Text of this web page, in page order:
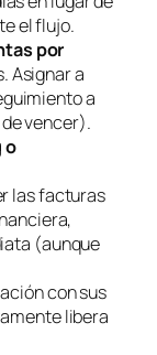
el flujo.
por
Asignar a
a
vencer).
o
las facturas
(aunque
con sus
libera